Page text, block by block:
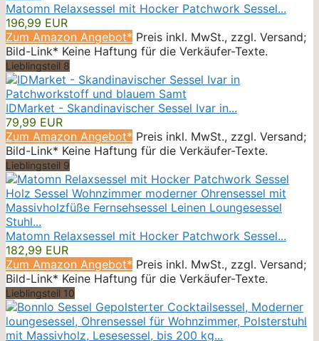
Matomn Relaxsessel mit Hocker Patchwork Sessel...
196,99 EUR
Zum Amazon Angebot* Preis inkl. MwSt., zzgl. Versand;
Bild-Link* Keine Haftung für die Verkäufer-Texte.
Lieblingsteil 8
IDMarket - Skandinavischer Sessel Ivar in...
79,99 EUR
Zum Amazon Angebot* Preis inkl. MwSt., zzgl. Versand;
Bild-Link* Keine Haftung für die Verkäufer-Texte.
Lieblingsteil 9
Matomn Relaxsessel mit Hocker Patchwork Sessel...
182,99 EUR
Zum Amazon Angebot* Preis inkl. MwSt., zzgl. Versand;
Bild-Link* Keine Haftung für die Verkäufer-Texte.
Lieblingsteil 10